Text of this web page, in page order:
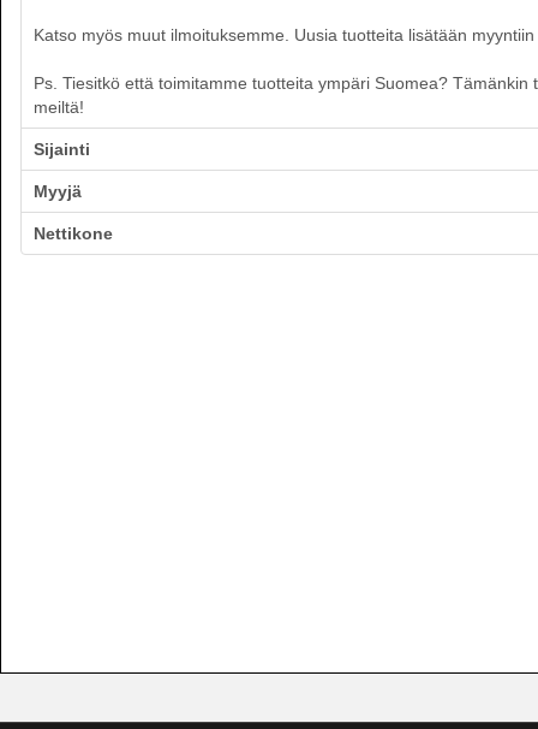
Katso myös muut ilmoituksemme. Uusia tuotteita lisätään
Ps. Tiesitkö että toimitamme tuotteita ympäri Suomea?
meiltä!
Sijainti
Myyjä
Nettikone